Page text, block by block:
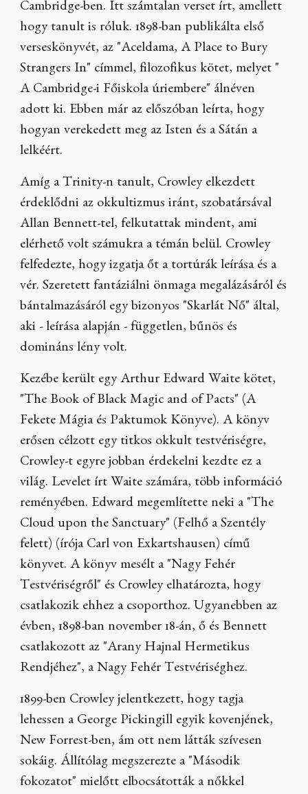
Cambridge-ben. Itt számtalan verset írt, amellett
hogy tanult is róluk. 1898-ban publikálta első
verseskönyvét, az "Aceldama, A Place to Bury
Strangers In" címmel, filozofikus kötet, melyet "
A Cambridge-i Főiskola úriembere" álnéven
adott ki. Ebben már az előszóban leírta, hogy
hogyan verekedett meg az Isten és a Sátán a
lelkéért.
Amíg a Trinity-n tanult, Crowley elkezdett
érdeklődni az okkultizmus iránt, szobatársával
Allan Bennett-tel, felkutattak mindent, ami
elérhető volt számukra a témán belül. Crowley
felfedezte, hogy izgatja őt a tortúrák leírása és a
vér. Szeretett fantáziálni önmaga megalázásáról és
bántalmazásáról egy bizonyos "Skarlát Nő" által,
aki - leírása alapján - független, bűnös és
domináns lény volt.
Kezébe került egy Arthur Edward Waite kötet,
"The Book of Black Magic and of Pacts" (A
Fekete Mágia és Paktumok Könyve). A könyv
erősen célzott egy titkos okkult testvériségre,
Crowley-t egyre jobban érdekelni kezdte ez a
világ. Levelet írt Waite számára, több információ
reményében. Edward megemlítette neki a "The
Cloud upon the Sanctuary" (Felhő a Szentély
felett) (írója Carl von Exkartshausen) című
könyvet. A könyv mesélt a "Nagy Fehér
Testvériségről" és Crowley elhatározta, hogy
csatlakozik ehhez a csoporthoz. Ugyanebben az
évben, 1898-ban november 18-án, ő és Bennett
csatlakozott az "Arany Hajnal Hermetikus
Rendjéhez", a Nagy Fehér Testvériséghez.
1899-ben Crowley jelentkezett, hogy tagja
lehessen a George Pickingill egyik kovenjének,
New Forrest-ben, ám ott nem látták szívesen
sokáig. Állítólag megszerezte a "Második
fokozatot" mielőtt elbocsátották a nőkkel